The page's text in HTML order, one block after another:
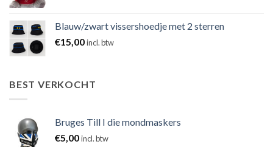
Blauw/zwart vissershoedje met 2 sterren
€15,00incl. btw
BEST VERKOCHT
Bruges Till I die mondmaskers
€5,00incl. btw